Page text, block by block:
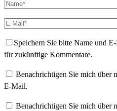
Speichern Sie bitte Name und
für zukünftige Kommentare.
Benachrichtigen Sie mich über
E-Mail.
Benachrichtigen Sie mich über